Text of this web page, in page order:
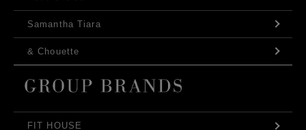
Samantha Tiara
& Chouette
FIT HOUSE